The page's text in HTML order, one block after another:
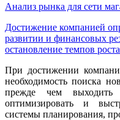
Анализ рынка для сети
Достижение компанией
развитии и финансовых
остановление темпов
При достижении
необходимость поиска
прежде чем
оптимизировать и
системы планирования,